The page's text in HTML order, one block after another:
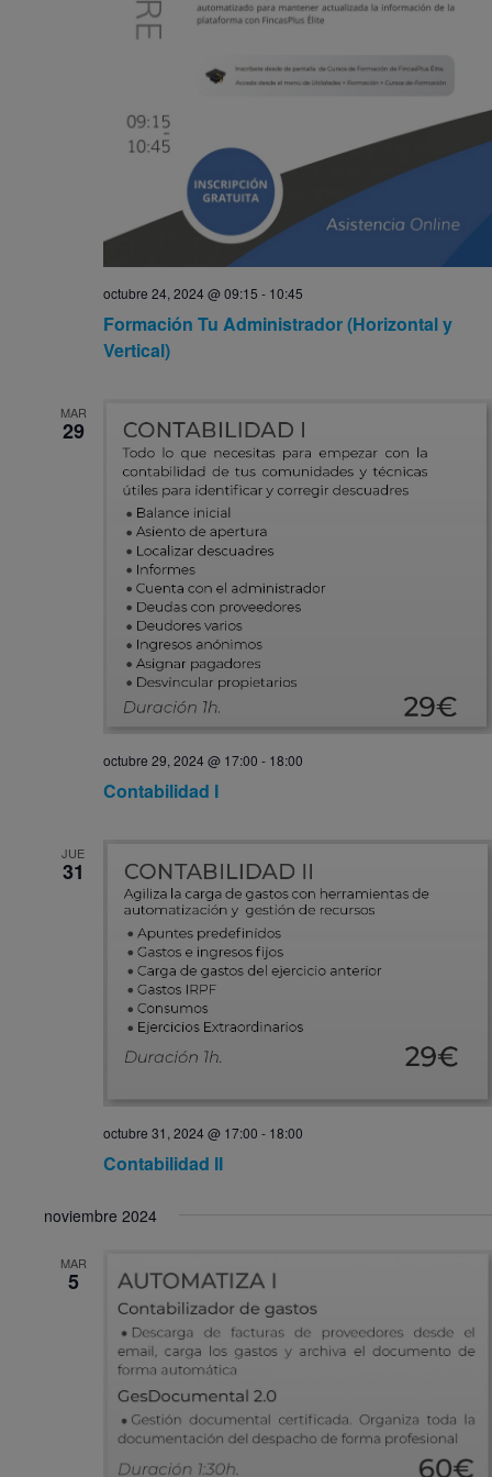
octubre 24, 2024 @ 09:15 - 10:45
Formación Tu Administrador (Horizontal y
Vertical)
MAR
29
octubre 29, 2024 @ 17:00 - 18:00
Contabilidad I
JUE
31
octubre 31, 2024 @ 17:00 - 18:00
Contabilidad II
noviembre 2024
MAR
5